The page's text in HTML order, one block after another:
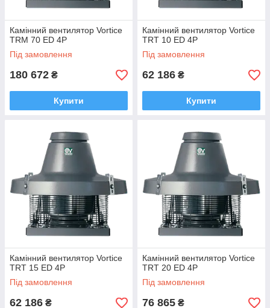
Камінний вентилятор Vortice
TRM 70 ED 4P
Під замовлення
180 672 ₴
Купити
Камінний вентилятор Vortice
TRT 10 ED 4P
Під замовлення
62 186 ₴
Купити
Камінний вентилятор Vortice
TRT 15 ED 4P
Під замовлення
62 186 ₴
Камінний вентилятор Vortice
TRT 20 ED 4P
Під замовлення
76 865 ₴